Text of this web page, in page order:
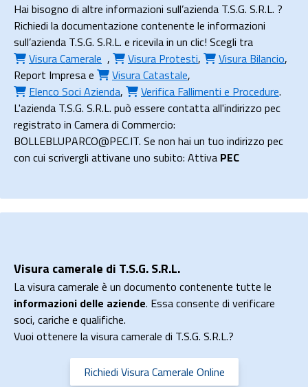
Hai bisogno di altre informazioni sull’azienda T.S.G. S.R.L. ?
Richiedi la documentazione contenente le informazioni
sull’azienda T.S.G. S.R.L. e ricevila in un clic! Scegli tra
Visura Camerale , Visura Protesti, Visura Bilancio,
Report Impresae Visura Catastale,
Elenco Soci Azienda, Verifica Fallimenti e Procedure.
L'azienda T.S.G. S.R.L. può essere contatta all'indirizzo pec
registrato in Camera di Commercio:
BOLLEBLUPARCO@PEC.IT. Se non hai un tuo indirizzo pec
con cui scrivergli attivane uno subito: Attiva PEC
Visura camerale di T.S.G. S.R.L.
La visura camerale è un documento contenente tutte le
informazioni delle aziende. Essa consente di verificare
soci, cariche e qualifiche.
Vuoi ottenere la visura camerale di T.S.G. S.R.L.?
Richiedi Visura Camerale Online